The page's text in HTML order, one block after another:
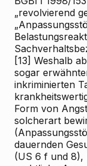
„revolvierend
[13] Weshalb
sogar
inkriminierten
Form von
solcherart
dauernden
(US 6 f und 8),